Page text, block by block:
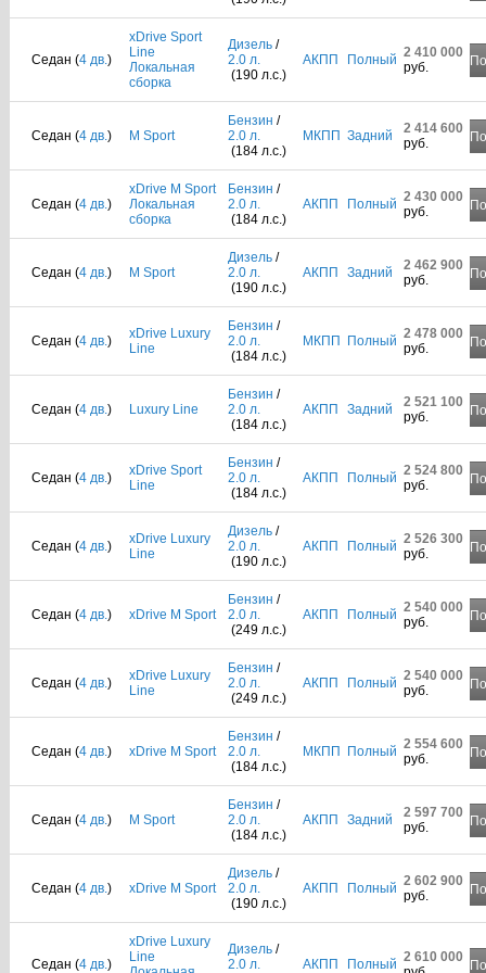
Седан (4 дв.)
xDrive Sport
Line
Локальная
сборка
Дизель/
2.0 л.
(190 л.с.)
АКПП Полный 2 410 000
руб.
Седан (4 дв.) M Sport
Бензин /
2.0 л.
(184 л.с.)
МКПП Задний
2 414 600
руб.
Седан (4 дв.)
xDrive M Sport
Локальная
сборка
Бензин /
2.0 л.
(184 л.с.)
АКПП Полный 2 430 000
руб.
Седан (4 дв.) M Sport
Дизель/
2.0 л.
(190 л.с.)
АКПП Задний
2 462 900
руб.
Седан (4 дв.)
xDrive Luxury
Line
Бензин /
2.0 л.
(184 л.с.)
МКПП Полный 2 478 000
руб.
Седан (4 дв.) Luxury Line
Бензин /
2.0 л.
(184 л.с.)
АКПП Задний
2 521 100
руб.
Седан (4 дв.)
xDrive Sport
Line
Бензин /
2.0 л.
(184 л.с.)
АКПП Полный 2 524 800
руб.
Седан (4 дв.)
xDrive Luxury
Line
Дизель/
2.0 л.
(190 л.с.)
АКПП Полный 2 526 300
руб.
Седан (4 дв.) xDrive M Sport
Бензин /
2.0 л.
(249 л.с.)
АКПП Полный 2 540 000
руб.
Седан (4 дв.)
xDrive Luxury
Line
Бензин /
2.0 л.
(249 л.с.)
АКПП Полный 2 540 000
руб.
Седан (4 дв.) xDrive M Sport
Бензин /
2.0 л.
(184 л.с.)
МКПП Полный 2 554 600
руб.
Седан (4 дв.) M Sport
Бензин /
2.0 л.
(184 л.с.)
АКПП Задний
2 597 700
руб.
Седан (4 дв.) xDrive M Sport
Дизель/
2.0 л.
(190 л.с.)
АКПП Полный 2 602 900
руб.
Седан (4 дв.)
xDrive Luxury
Line
Дизель/
2.0 л.
АКПП Полный 2 610 000